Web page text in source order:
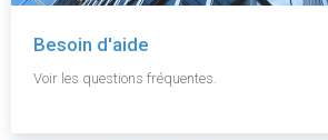
Besoin d'aide
Voir les questions fréquentes.